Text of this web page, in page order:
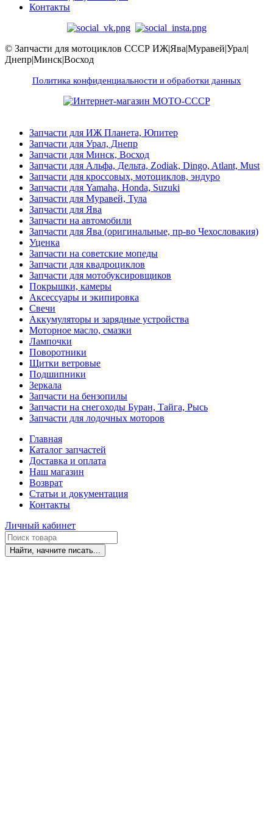
Контакты
© Запчасти для мотоциклов СССР ИЖ|Ява|Муравей|Урал|
Днепр|Минск|Восход
Политика конфиденциальности и обработки данных
Запчасти для ИЖ Планета, Юпитер
Запчасти для Урал, Днепр
Запчасти для Минск, Восход
Запчасти для Альфа, Дельта, Zodiak, Dingo, Atlant, Must
Запчасти для кроссовых, мотоциклов, эндуро
Запчасти для Yamaha, Honda, Suzuki
Запчасти для Муравей, Тула
Запчасти для Ява
Запчасти на автомобили
Запчасти для Ява (оригинальные, пр-во Чехословакия)
Уценка
Запчасти на советские мопеды
Запчасти для квадроциклов
Запчасти для мотобуксировщиков
Покрышки, камеры
Аксессуары и экипировка
Свечи
Аккумуляторы и зарядные устройства
Моторное масло, смазки
Лампочки
Поворотники
Щитки ветровые
Подшипники
Зеркала
Запчасти на бензопилы
Запчасти на снегоходы Буран, Тайга, Рысь
Запчасти для лодочных моторов
Главная
Каталог запчастей
Доставка и оплата
Наш магазин
Возврат
Статьи и документация
Контакты
Личный кабинет
Найти, начните писать...